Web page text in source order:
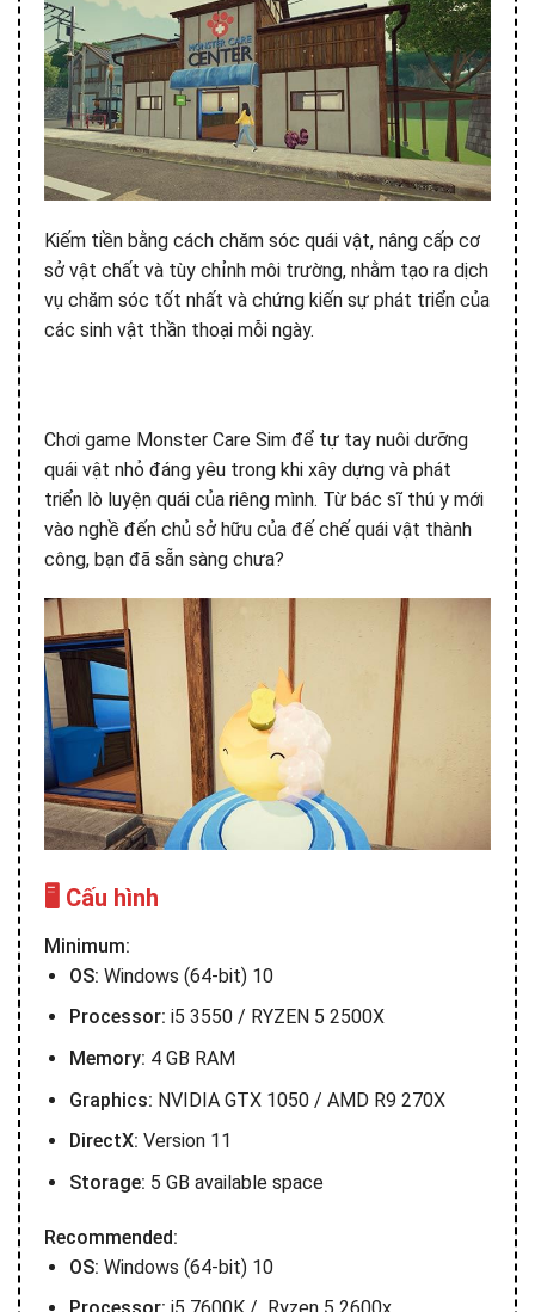
Kiếm tiền bằng cách chăm sóc quái vật, nâng cấp cơ
sở vật chất và tùy chỉnh môi trường, nhằm tạo ra dịch
vụ chăm sóc tốt nhất và chứng kiến sự phát triển của
các sinh vật thần thoại mỗi ngày.
Chơi game Monster Care Sim để tự tay nuôi dưỡng
quái vật nhỏ đáng yêu trong khi xây dựng và phát
triển lò luyện quái của riêng mình. Từ bác sĩ thú y mới
vào nghề đến chủ sở hữu của đế chế quái vật thành
công, bạn đã sẵn sàng chưa?
🖥️ Cấu hình
Minimum:
OS: Windows (64-bit) 10
Processor: i5 3550 / RYZEN 5 2500X
Memory: 4 GB RAM
Graphics: NVIDIA GTX 1050 / AMD R9 270X
DirectX: Version 11
Storage: 5 GB available space
Recommended:
OS: Windows (64-bit) 10